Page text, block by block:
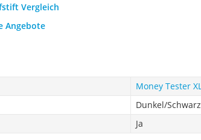
Vergleich
Angebote
Money Tester XL
Dunkel/Schwarz
Ja